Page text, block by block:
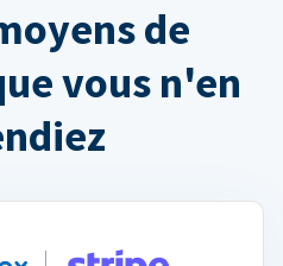
de
vous n'en